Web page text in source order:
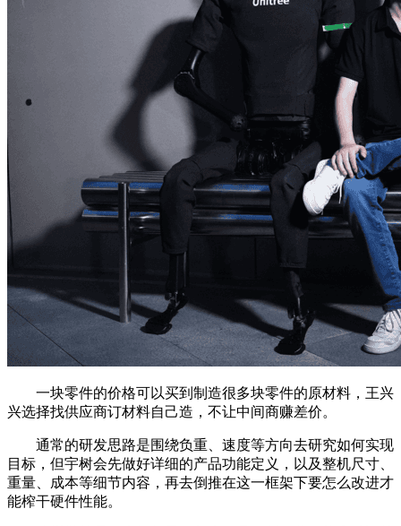
一块零件的价格可以买到制造很多块零件的原材料，王兴
兴选择找供应商订材料自己造，不让中间商赚差价。
通常的研发思路是围绕负重、速度等方向去研究如何实现
目标，但宇树会先做好详细的产品功能定义，以及整机尺寸、
重量、成本等细节内容，再去倒推在这一框架下要怎么改进才
能榨干硬件性能。